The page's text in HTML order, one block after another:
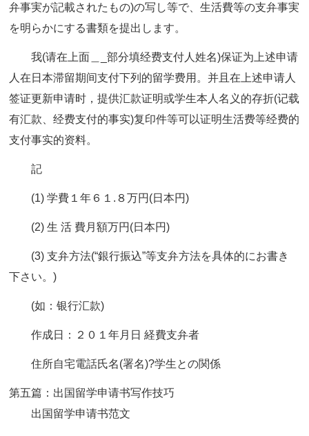
弁事実が記載されたもの)の写し等で、生活費等の支弁事実
を明らかにする書類を提出します。
我(请在上面＿_部分填经费支付人姓名)保证为上述申请
人在日本滞留期间支付下列的留学费用。并且在上述申请人
签证更新申请时，提供汇款证明或学生本人名义的存折(记载
有汇款、经费支付的事实)复印件等可以证明生活费等经费的
支付事实的资料。
記
(1) 学費１年６１.８万円(日本円)
(2) 生 活 費月額万円(日本円)
(3) 支弁方法(“銀行振込”等支弁方法を具体的にお書き
下さい。)
(如：银行汇款)
作成日：２０１年月日 経費支弁者
住所自宅電話氏名(署名)?学生との関係
第五篇：出国留学申请书写作技巧
出国留学申请书范文